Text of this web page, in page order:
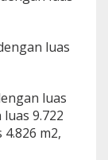
luas
luas
9.722
m2,